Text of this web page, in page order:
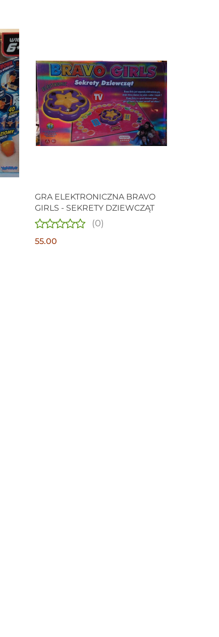
Produkt niedostępny
GRA ELEKTRONICZNA BRAVO
GIRLS - SEKRETY DZIEWCZĄT
(0)
55.00